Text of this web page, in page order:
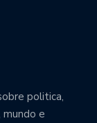
politica,
e